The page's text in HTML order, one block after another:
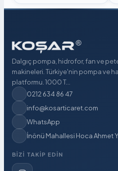
Dalgıç pompa, hidrofor, fan ve
makineleri. Türkiye'nin pompa ve
platformu. 1000 T...
0212 634 86 47
info@kosarticaret.com
WhatsApp
İnönü Mahallesi Hoca Ahmet
BIZI TAKIP EDIN